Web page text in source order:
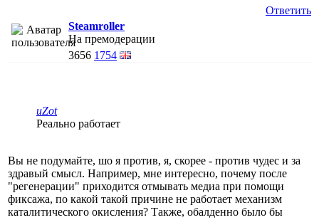
Ответить
Steamroller
На премодерации
3656 1754
uZot
Реально работает
Вы не подумайте, шо я против, я, скорее - против чудес и за
здравый смысл. Например, мне интересно, почему после
"регенерации" приходится отмывать медиа при помощи
фиксажа, по какой такой причине не работает механизм
каталитического окисления? Также, обалденно было бы